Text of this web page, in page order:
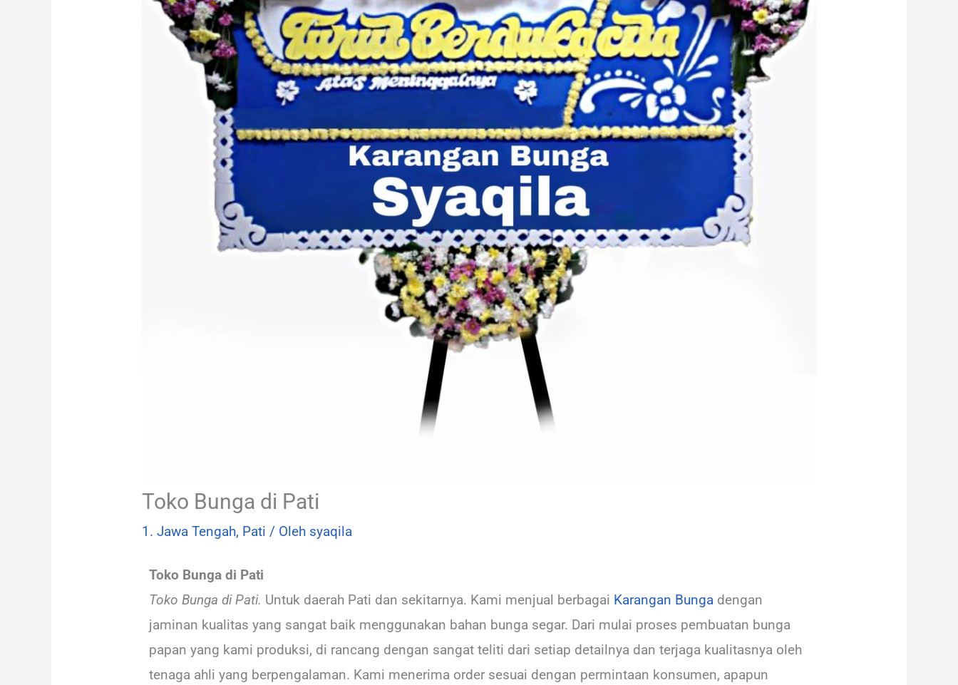
Toko Bunga di Pati
1. Jawa Tengah, Pati / Oleh syaqila
Toko Bunga di Pati
Toko Bunga di Pati. Untuk daerah Pati dan sekitarnya. Kami menjual berbagai Karangan Bungadengan
jaminan kualitas yang sangat baik menggunakan bahan bunga segar. Dari mulai proses pembuatan bunga
papan yang kami produksi, di rancang dengan sangat teliti dari setiap detailnya dan terjaga kualitasnya oleh
tenaga ahli yang berpengalaman. Kami menerima order sesuai dengan permintaan konsumen, apapun